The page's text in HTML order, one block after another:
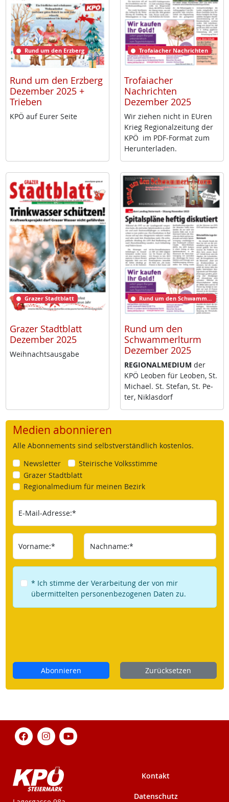
Rund um den Erzberg
Rund um den Erzberg
Dezember 2025 +
Trieben
KPÖ auf Eu­rer Sei­te
Trofaiacher Nachrichten
Trofaiacher
Nachrichten
Dezember 2025
Wir zie­hen nicht in EU­ren
Krieg Re­gio­nal­zei­tung der
KPÖ im PDF-For­mat zum
Her­un­ter­la­den.
Grazer Stadtblatt
Grazer Stadtblatt
Dezember 2025
Weih­nachts­aus­ga­be
Rund um den Schwammerlturm
Rund um den
Schwammerlturm
Dezember 2025
RE­GIO­NAL­ME­DI­UM der
KPÖ Leo­ben für Leo­ben, St.
Mi­cha­el. St. Ste­fan, St. Pe­
ter, Niklas­dorf
Medien abonnieren
Alle Abonnements sind selbstverständlich kostenlos.
Newsletter
Steirische Volksstimme
Grazer Stadtblatt
Regionalmedium für meinen Bezirk
E-Mail-Adresse:*
Vorname:* Nachname:*
* Ich stimme der Verarbeitung der von mir
übermittelten personenbezogenen Daten zu.
Abonnieren Zurücksetzen
Kontakt
Datenschutz